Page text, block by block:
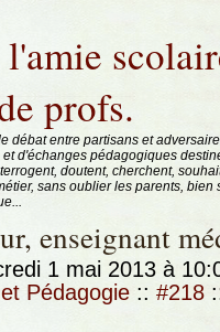
profs.
débat entre partisans et
d'échanges pédagogiques
doutent, cherchent,
sans oublier les parents, bien
enseignant
1 mai 2013 à
Pédagogie :: #218